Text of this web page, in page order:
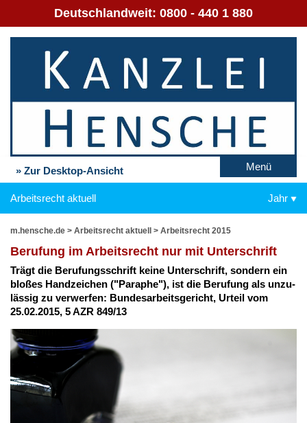
Deutschlandweit: 0800 - 440 1 880
» Zur Desktop-Ansicht Menü
Arbeitsrecht aktuell Jahr
m.hensche.de > Arbeitsrecht aktuell > Arbeitsrecht 2015
Be­ru­fung im Ar­beits­recht nur mit Un­ter­schrift
Trägt die Be­ru­fungs­schrift kei­ne Un­ter­schrift, son­dern ein
blo­ßes Hand­zei­chen ("Pa­ra­phe"), ist die Be­ru­fung als un­zu­
läs­sig zu ver­wer­fen: Bun­des­ar­beits­ge­richt, Ur­teil vom
25.02.2015, 5 AZR 849/13